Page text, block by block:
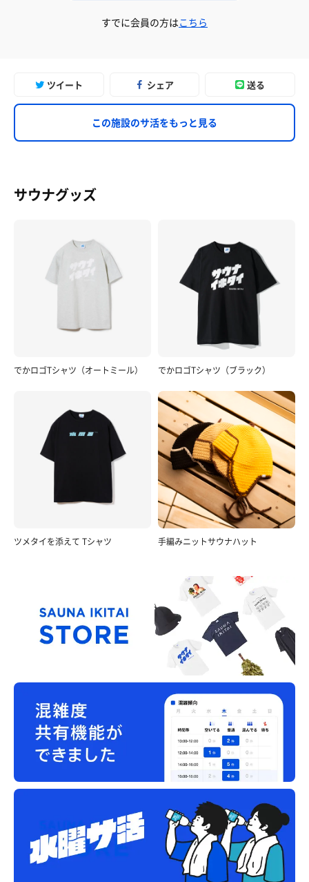
すでに会員の方はこちら
ツイート シェア 送る
この施設のサ活をもっと見る
サウナグッズ
でかロゴTシャツ（オートミール） でかロゴTシャツ（ブラック）
ツメタイを添えて Tシャツ 手編みニットサウナハット